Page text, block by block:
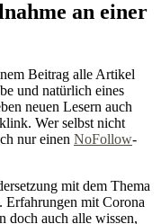
an einer
Beitrag alle Artikel
und natürlich eines
neuen Lesern auch
Wer selbst nicht
nur einen NoFollow-
mit dem Thema
mit Corona
auch alle wissen,